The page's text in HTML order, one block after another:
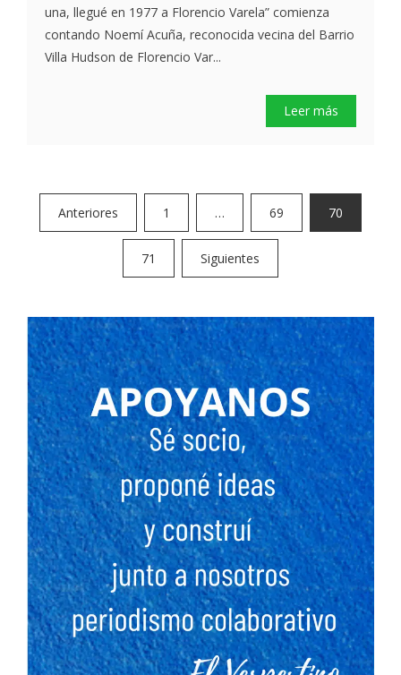
una, llegué en 1977 a Florencio Varela” comienza
contando Noemí Acuña, reconocida vecina del Barrio
Villa Hudson de Florencio Var...
Leer más
Paginación
de
entradas
Anteriores 1 … 69 70
71 Siguientes